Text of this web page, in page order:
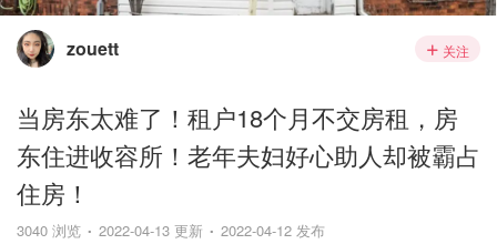
zouett 关注
当房东太难了！租户18个月不交房租，房
东住进收容所！老年夫妇好心助人却被霸占
住房！
3040 浏览 2022-04-13 更新 2022-04-12 发布